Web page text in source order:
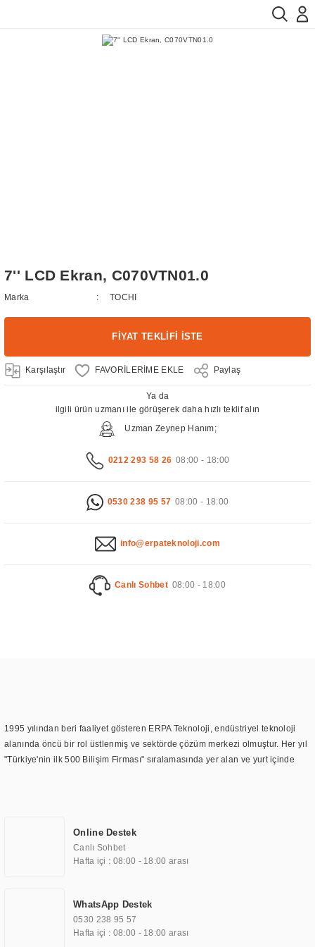
7'' LCD Ekran, C070VTN01.0
Marka TOCHI
FİYAT TEKLİFİ İSTE
Karşılaştır Paylaş
Ya da
ilgili ürün uzmanı ile görüşerek daha hızlı teklif alın
Uzman Zeynep Hanım;
0212 293 58 26 08:00 - 18:00
0530 238 95 57 08:00 - 18:00
info@erpateknoloji.com
Canlı Sohbet 08:00 - 18:00
1995 yılından beri faaliyet gösteren ERPA Teknoloji, endüstriyel teknoloji
alanında öncü bir rol üstlenmiş ve sektörde çözüm merkezi olmuştur. Her yıl
"Türkiye'nin ilk 500 Bilişim Firması" sıralamasında yer alan ve yurt içinde
TOCHI markası altında kendi ürettiği ürünlerde kullanmıştır. Günümüzde
TOCHI; videowall, digital signage, kiosk, totem, akıllı durak ekranı, araç içi
ekran, asansör ekranı, digital menüboard, marin ekran, medikal ekran,
ekranları, endüstriyel ekranlar, kapı önü bilgi ekranları, panel PC,
endüstriyel Panel PC, mini PC, endüstriyel mini PC ve akıllı bina sistemleri
gibi çözümleri 4.5" ile 110” boyutları arasında üretebilirken, ayrıca standart
Online Destek
Canlı Sohbet
Hafta içi : 08:00 - 18:00 arası
WhatsApp Destek
0530 238 95 57
Hafta içi : 08:00 - 18:00 arası